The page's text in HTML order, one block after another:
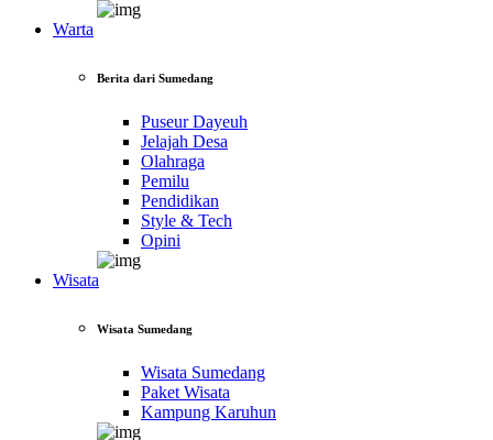
Warta
Berita dari Sumedang
Puseur Dayeuh
Jelajah Desa
Olahraga
Pemilu
Pendidikan
Style & Tech
Opini
Wisata
Wisata Sumedang
Wisata Sumedang
Paket Wisata
Kampung Karuhun